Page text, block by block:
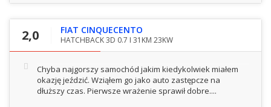
2,0 FIAT CINQUECENTO
HATCHBACK 3D 0.7 I 31KM 23KW
Chyba najgorszy samochód jakim kiedykolwiek miałem
okazję jeździć. Wziąłem go jako auto zastępcze na
dłuższy czas. Pierwsze wrażenie sprawił dobre....